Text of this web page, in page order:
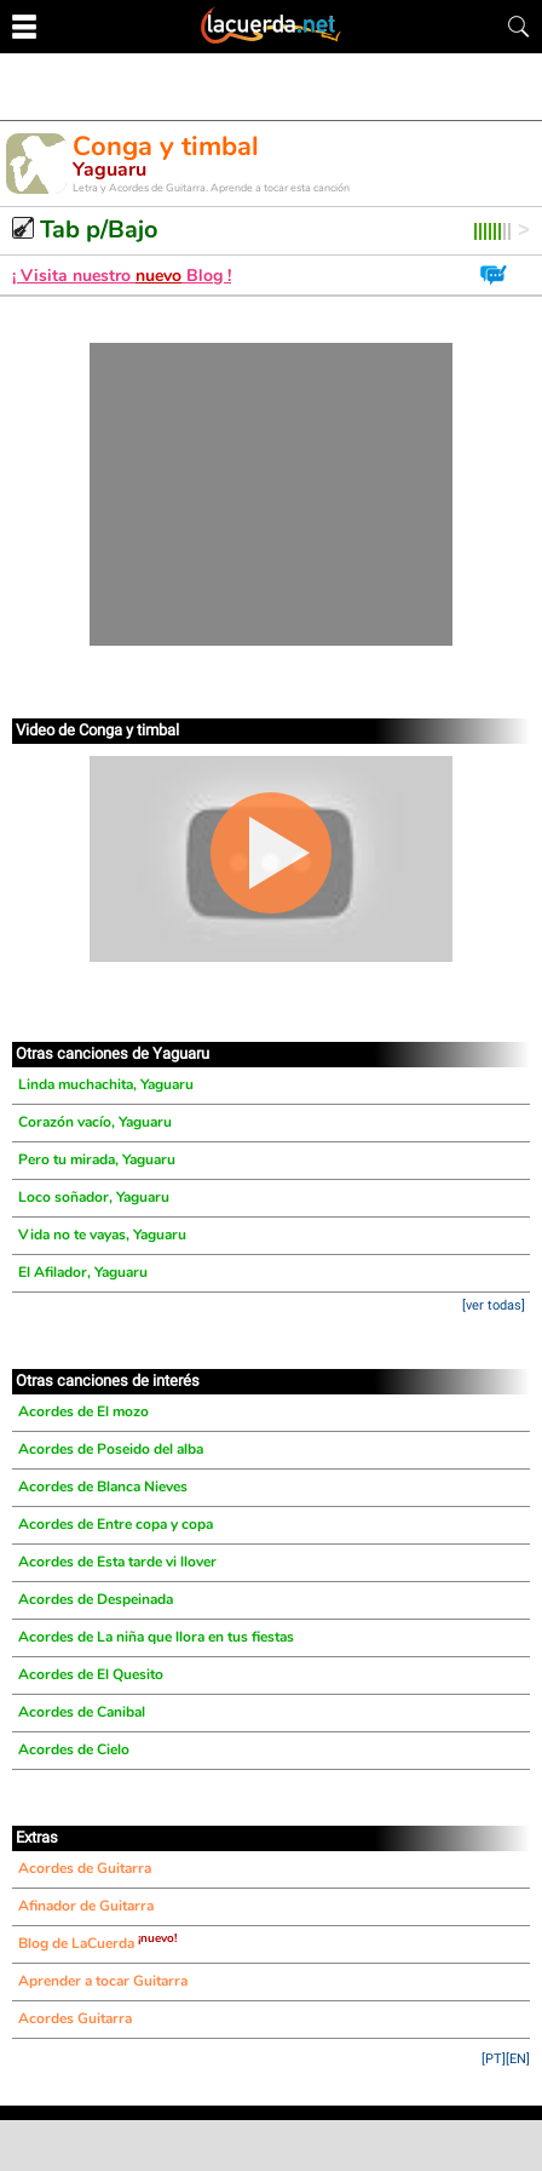
Conga y timbal
Yaguaru
Letra y Acordes de Guitarra. Aprende a tocar esta canción
Tab p/Bajo
¡ Visita nuestro nuevo Blog !
Video de Conga y timbal
Otras canciones de Yaguaru
Linda muchachita, Yaguaru
Corazón vacío, Yaguaru
Pero tu mirada, Yaguaru
Loco soñador, Yaguaru
Vida no te vayas, Yaguaru
El Afilador, Yaguaru
[ver todas]
Otras canciones de interés
Acordes de El mozo
Acordes de Poseido del alba
Acordes de Blanca Nieves
Acordes de Entre copa y copa
Acordes de Esta tarde vi llover
Acordes de Despeinada
Acordes de La niña que llora en tus fiestas
Acordes de El Quesito
Acordes de Canibal
Acordes de Cielo
Extras
Acordes de Guitarra
Afinador de Guitarra
Blog de LaCuerda ¡nuevo!
Aprender a tocar Guitarra
Acordes Guitarra
[EN]
[PT]